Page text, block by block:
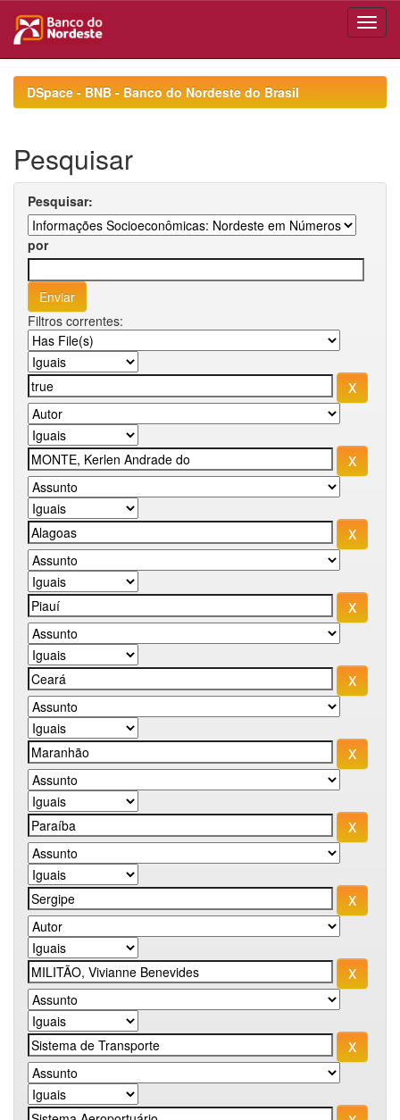
navigationDSpace - BNB - Banco do Nordeste do Brasil
Pesquisar
Pesquisar:
por
Filtros correntes: